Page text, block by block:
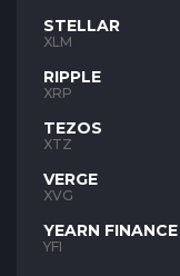
STELLAR
XLM
RIPPLE
XRP
TEZOS
XTZ
VERGE
XVG
YEARN FINANCE
YFI